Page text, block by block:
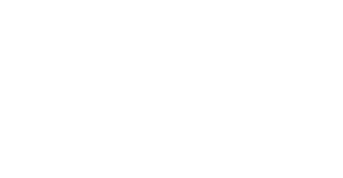
получава широк отзвук и
принадлежи към
който